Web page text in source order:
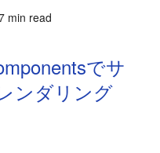
min read
でサ
ンダリング